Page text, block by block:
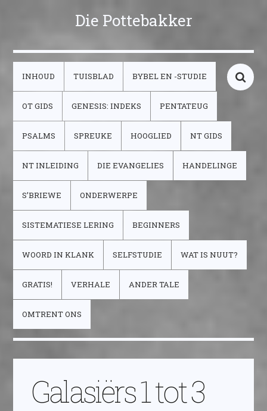
Die Pottebakker
INHOUD TUISBLAD BYBEL EN -STUDIE
OT GIDS GENESIS: INDEKS PENTATEUG
PSALMS SPREUKE HOOGLIED NT GIDS
NT INLEIDING DIE EVANGELIES HANDELINGE
S’BRIEWE ONDERWERPE
SISTEMATIESE LERING BEGINNERS
WOORD IN KLANK SELFSTUDIE WAT IS NUUT?
GRATIS! VERHALE ANDER TALE
OMTRENT ONS
Galasiërs 1 tot 3